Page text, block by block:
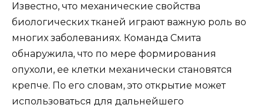
Известно, что механические свойства
биологических тканей играют важную роль во
многих заболеваниях. Команда Смита
обнаружила, что по мере формирования
опухоли, ее клетки механически становятся
крепче. По его словам, это открытие может
использоваться для дальнейшего